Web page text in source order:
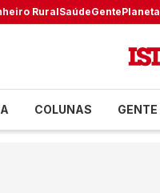
RuralSaúdeGentePlaneta
COLUNAS GENTE